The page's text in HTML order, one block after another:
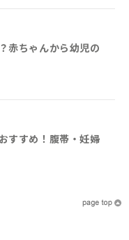
赤ちゃんから幼児の
すすめ！腹帯・妊婦